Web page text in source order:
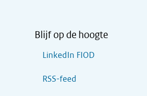
Blijf op de hoogte
LinkedIn FIOD
RSS-feed